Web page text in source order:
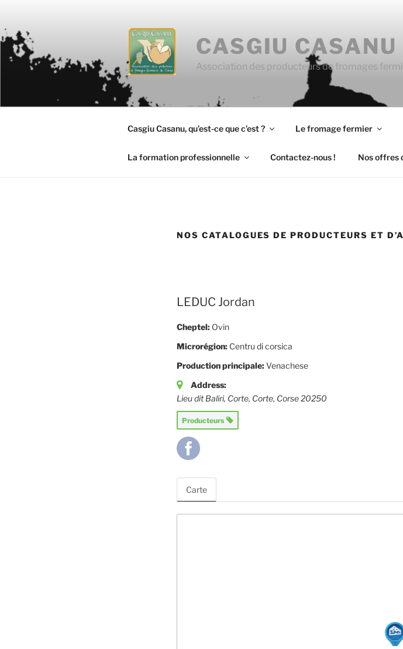
contenu
principal
CASGIU CASANU
Association des producteurs de fromages
Casgiu Casanu, qu’est-ce que c’est ? Le fromage fermier
La formation professionnelle Contactez-nous ! Nos offres
NOS CATALOGUES DE PRODUCTEURS ET
LEDUC Jordan
Cheptel: Ovin
Microrégion: Centru di corsica
Production principale:Venachese
Address:
Lieu dit Baliri, Corte, Corte, Corse20250
Producteurs
Carte